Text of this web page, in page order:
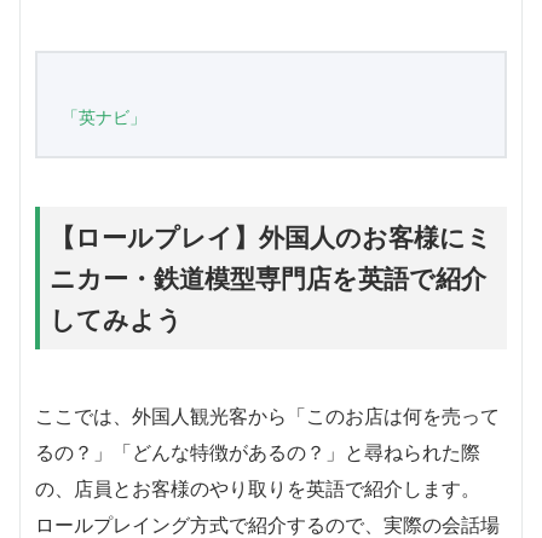
「英ナビ」
【ロールプレイ】外国人のお客様にミ
ニカー・鉄道模型専門店を英語で紹介
してみよう
ここでは、外国人観光客から「このお店は何を売って
るの？」「どんな特徴があるの？」と尋ねられた際
の、店員とお客様のやり取りを英語で紹介します。
ロールプレイング方式で紹介するので、実際の会話場